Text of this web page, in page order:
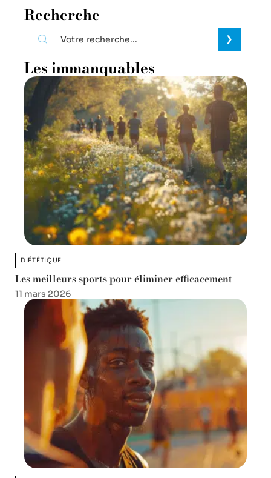
Recherche
Les immanquables
DIÉTÉTIQUE
Les meilleurs sports pour éliminer efficacement
11 mars 2026